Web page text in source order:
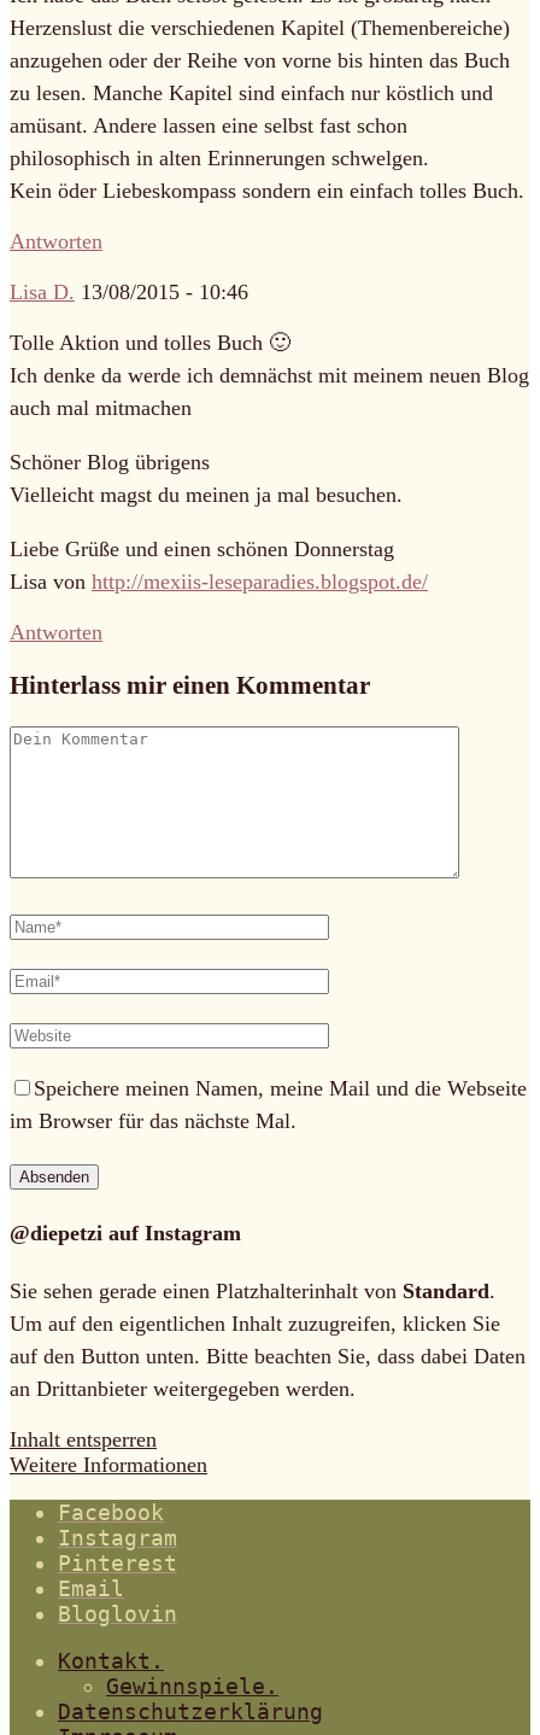
Herzenslust die verschiedenen Kapitel (Themenbereiche)
anzugehen oder der Reihe von vorne bis hinten das Buch
zu lesen. Manche Kapitel sind einfach nur köstlich und
amüsant. Andere lassen eine selbst fast schon
philosophisch in alten Erinnerungen schwelgen.
Kein öder Liebeskompass sondern ein einfach tolles Buch.
Antworten
Lisa D. 13/08/2015 - 10:46
Tolle Aktion und tolles Buch 🙂
Ich denke da werde ich demnächst mit meinem neuen Blog
auch mal mitmachen
Schöner Blog übrigens
Vielleicht magst du meinen ja mal besuchen.
Liebe Grüße und einen schönen Donnerstag
Lisa von http://mexiis-leseparadies.blogspot.de/
Antworten
Hinterlass mir einen Kommentar
Speichere meinen Namen, meine Mail und die Webseite
im Browser für das nächste Mal.
@diepetzi auf Instagram
Sie sehen gerade einen Platzhalterinhalt von Standard.
Um auf den eigentlichen Inhalt zuzugreifen, klicken Sie
auf den Button unten. Bitte beachten Sie, dass dabei Daten
an Drittanbieter weitergegeben werden.
Inhalt entsperren
Weitere Informationen
Facebook
Instagram
Pinterest
Email
Bloglovin
Kontakt.
Gewinnspiele.
Datenschutzerklärung